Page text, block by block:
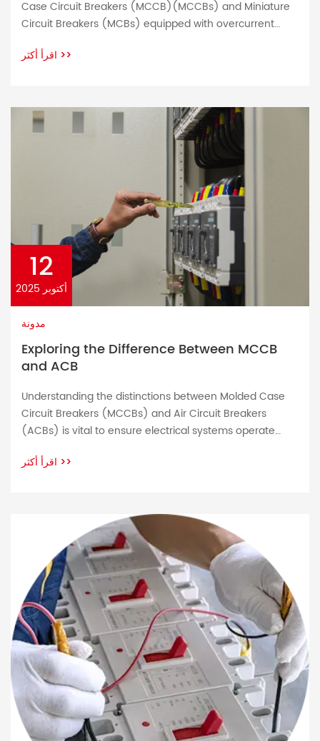
Case Circuit Breakers (MCCB)(MCCBs) and Miniature
Circuit Breakers (MCBs) equipped with overcurrent
appliances against overcurrent or short circuit incidents.
role in protecting electrical systems; each offering […]
>>
12
أكتوبر 2025
مدونة
Exploring the Difference Between MCCB
and ACB
Understanding the distinctions between Molded Case
Circuit Breakers (MCCBs) and Air Circuit Breakers
(ACBs) is vital to ensure electrical systems operate
role in managing electrical circuits safely – acting both
or Molded Case Circuit […]
>>